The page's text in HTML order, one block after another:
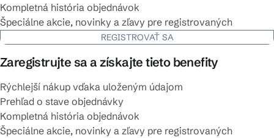
Kompletná história objednávok
Špeciálne akcie, novinky a zľavy pre registrovaných
REGISTROVAŤ SA
Zaregistrujte sa a získajte tieto benefity
Rýchlejší nákup vďaka uloženým údajom
Prehľad o stave objednávky
Kompletná história objednávok
Špeciálne akcie, novinky a zľavy pre registrovaných